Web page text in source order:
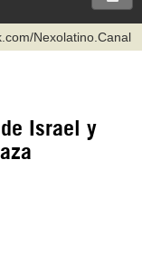
Nexolatino.Canal
c/hispantv
de Israel y